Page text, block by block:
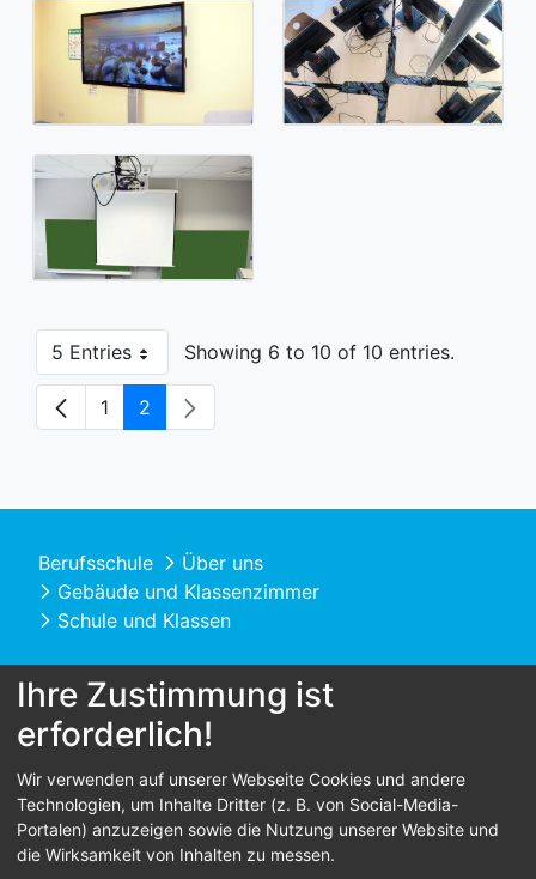
5 EntriesPer page Showing 6 to 10 of 10 entries.
Page
1 Page
2
Berufsschule
Über uns
Gebäude und Klassenzimmer
Schule und Klassen
© 2026 Berufsschule St. Franziskus
Home
Kontakt Datenschutz
Impressum
Barrierefreiheit
Ihre Zustimmung ist
erforderlich!
Wir verwenden auf unserer Webseite Cookies und andere
Technologien, um Inhalte Dritter (z. B. von Social-Media-
Portalen) anzuzeigen sowie die Nutzung unserer Website und
die Wirksamkeit von Inhalten zu messen.